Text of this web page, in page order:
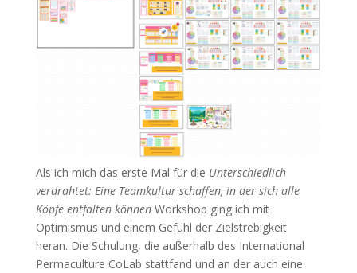
Als ich mich das erste Mal für die Unterschiedlich
verdrahtet: Eine Teamkultur schaffen, in der sich alle
Köpfe entfalten könnenWorkshop ging ich mit
Optimismus und einem Gefühl der Zielstrebigkeit
heran. Die Schulung, die außerhalb des International
Permaculture CoLab stattfand und an der auch eine